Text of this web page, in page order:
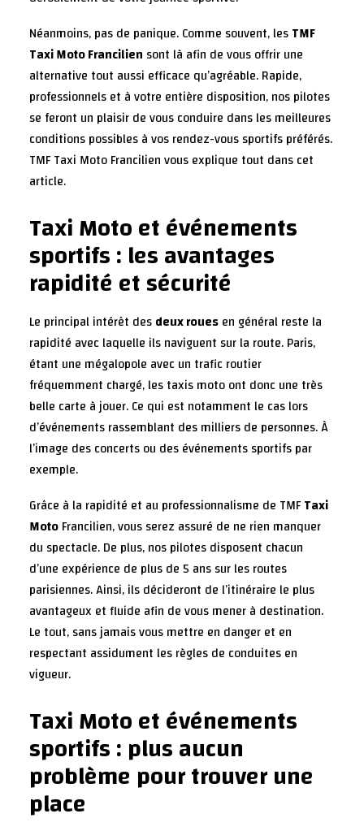
Néanmoins, pas de panique. Comme souvent, lesTMF
Taxi Moto Francilien sont là afin de vous offrir une
alternative tout aussi efficace qu’agréable. Rapide,
professionnels et à votre entière disposition, nos pilotes
se feront un plaisir de vous conduire dans les meilleures
conditions possibles à vos rendez-vous sportifs préférés.
TMF Taxi Moto Francilien vous explique tout dans cet
article.
Taxi Moto et événements
sportifs : les avantages
rapidité et sécurité
Le principal intérêt desdeux rouesen général reste la
rapidité avec laquelle ils naviguent sur la route. Paris,
étant une mégalopole avec un trafic routier
fréquemment chargé, les taxis moto ont donc une très
belle carte à jouer. Ce qui est notamment le cas lors
d’événements rassemblant des milliers de personnes. À
l’image des concerts ou des événements sportifs par
exemple.
Grâce à la rapidité et au professionnalisme de TMFTaxi
MotoFrancilien, vous serez assuré de ne rien manquer
du spectacle. De plus, nos pilotes disposent chacun
d’une expérience de plus de 5 ans sur les routes
parisiennes. Ainsi, ils décideront de l’itinéraire le plus
avantageux et fluide afin de vous mener à destination.
Le tout, sans jamais vous mettre en danger et en
respectant assidument les règles de conduites en
vigueur.
Taxi Moto et événements
sportifs : plus aucun
problème pour trouver une
place